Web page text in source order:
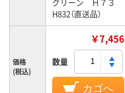
H832（直送品）
価格
(税込)
￥7,456
数量
カゴへ